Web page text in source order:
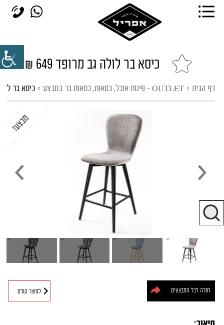
חיפוש מוצרים
כיסא בר לולה גב מרופד 649 ₪
דף הבית > OUTLET - פינות אוכל, כסאות, כסאות בר במבצע > כיסא בר לולה
חזרה לכל המבצעים למוצר קודם